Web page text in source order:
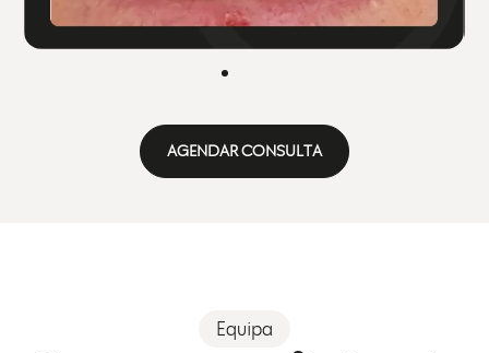
AGENDAR CONSULTA
Equipa